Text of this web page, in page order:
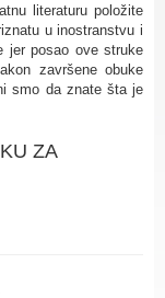
literaturu položite
u inostranstvu i
jer posao ove struke
završene obuke
smo da znate šta je
ZA